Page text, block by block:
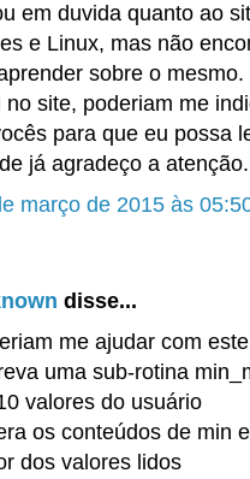
em duvida quanto ao
e Linux, mas não
sobre o
no site, poderiam me
para que eu possa
já agradeço a atenção.
março de 2015 às
disse...
me ajudar com
uma sub-rotina
valores do usuário
os conteúdos de min
dos valores lidos